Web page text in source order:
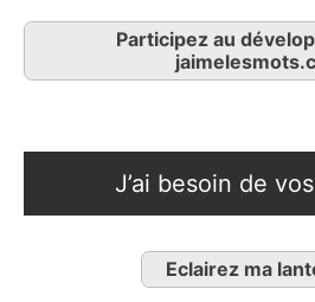
Participez au
J’ai besoin de
Eclairez ma